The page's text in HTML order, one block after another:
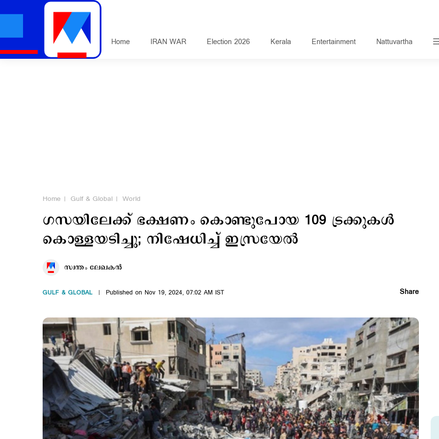
Home IRAN WAR Election 2026 Kerala Entertainment Nattuvartha
Home Gulf & Global World
ഗസയിലേക്ക് ഭക്ഷണം കൊണ്ടുപോയ 109 ട്രക്കുകൾ
കൊള്ളയടിച്ചു; നിഷേധിച്ച് ഇസ്രയേല്‍
സ്വന്തം ലേഖകൻ
GULF & GLOBAL Published on Nov 19, 2024, 07:02 AM IST Share